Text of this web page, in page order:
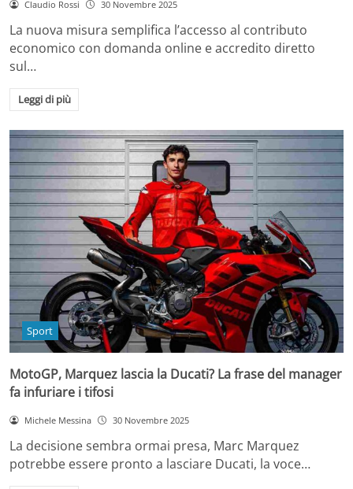
Claudio Rossi 30 Novembre 2025
La nuova misura semplifica l’accesso al contributo
economico con domanda online e accredito diretto
sul…
Leggi di più
Sport
MotoGP, Marquez lascia la Ducati? La frase del manager
fa infuriare i tifosi
Michele Messina 30 Novembre 2025
La decisione sembra ormai presa, Marc Marquez
potrebbe essere pronto a lasciare Ducati, la voce…